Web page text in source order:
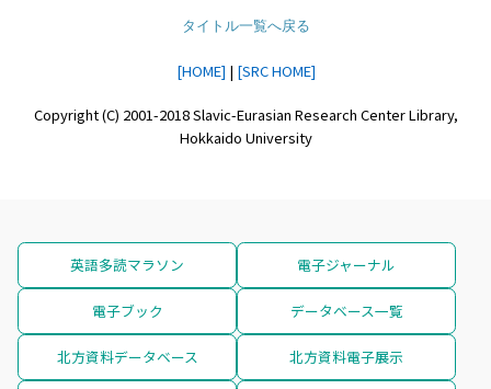
タイトル一覧へ戻る
[HOME] | [SRC HOME]
Copyright (C) 2001-2018 Slavic-Eurasian Research Center Library,
Hokkaido University
英語多読マラソン 電子ジャーナル
電子ブック データベース一覧
北方資料データベース 北方資料電子展示